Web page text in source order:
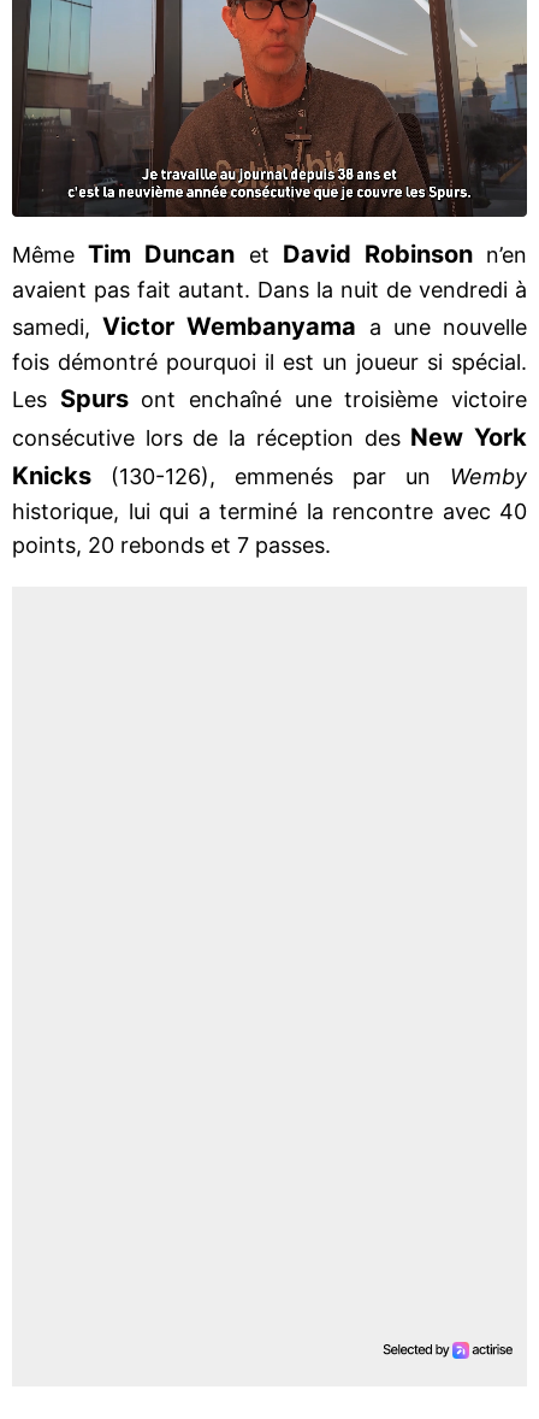
MêmeTim Duncan et David Robinsonn’en
avaient pas fait autant. Dans la nuit de vendredi à
samedi,Victor Wembanyama a une nouvelle
fois démontré pourquoi il est un joueur si spécial.
Les Spursont enchaîné une troisième victoire
consécutive lors de la réception des New York
Knicks (130-126), emmenés par un Wemby
historique, lui qui a terminé la rencontre avec 40
points, 20 rebonds et 7 passes.